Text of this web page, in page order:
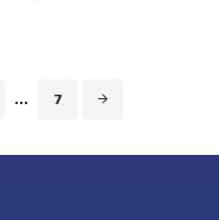
... 7